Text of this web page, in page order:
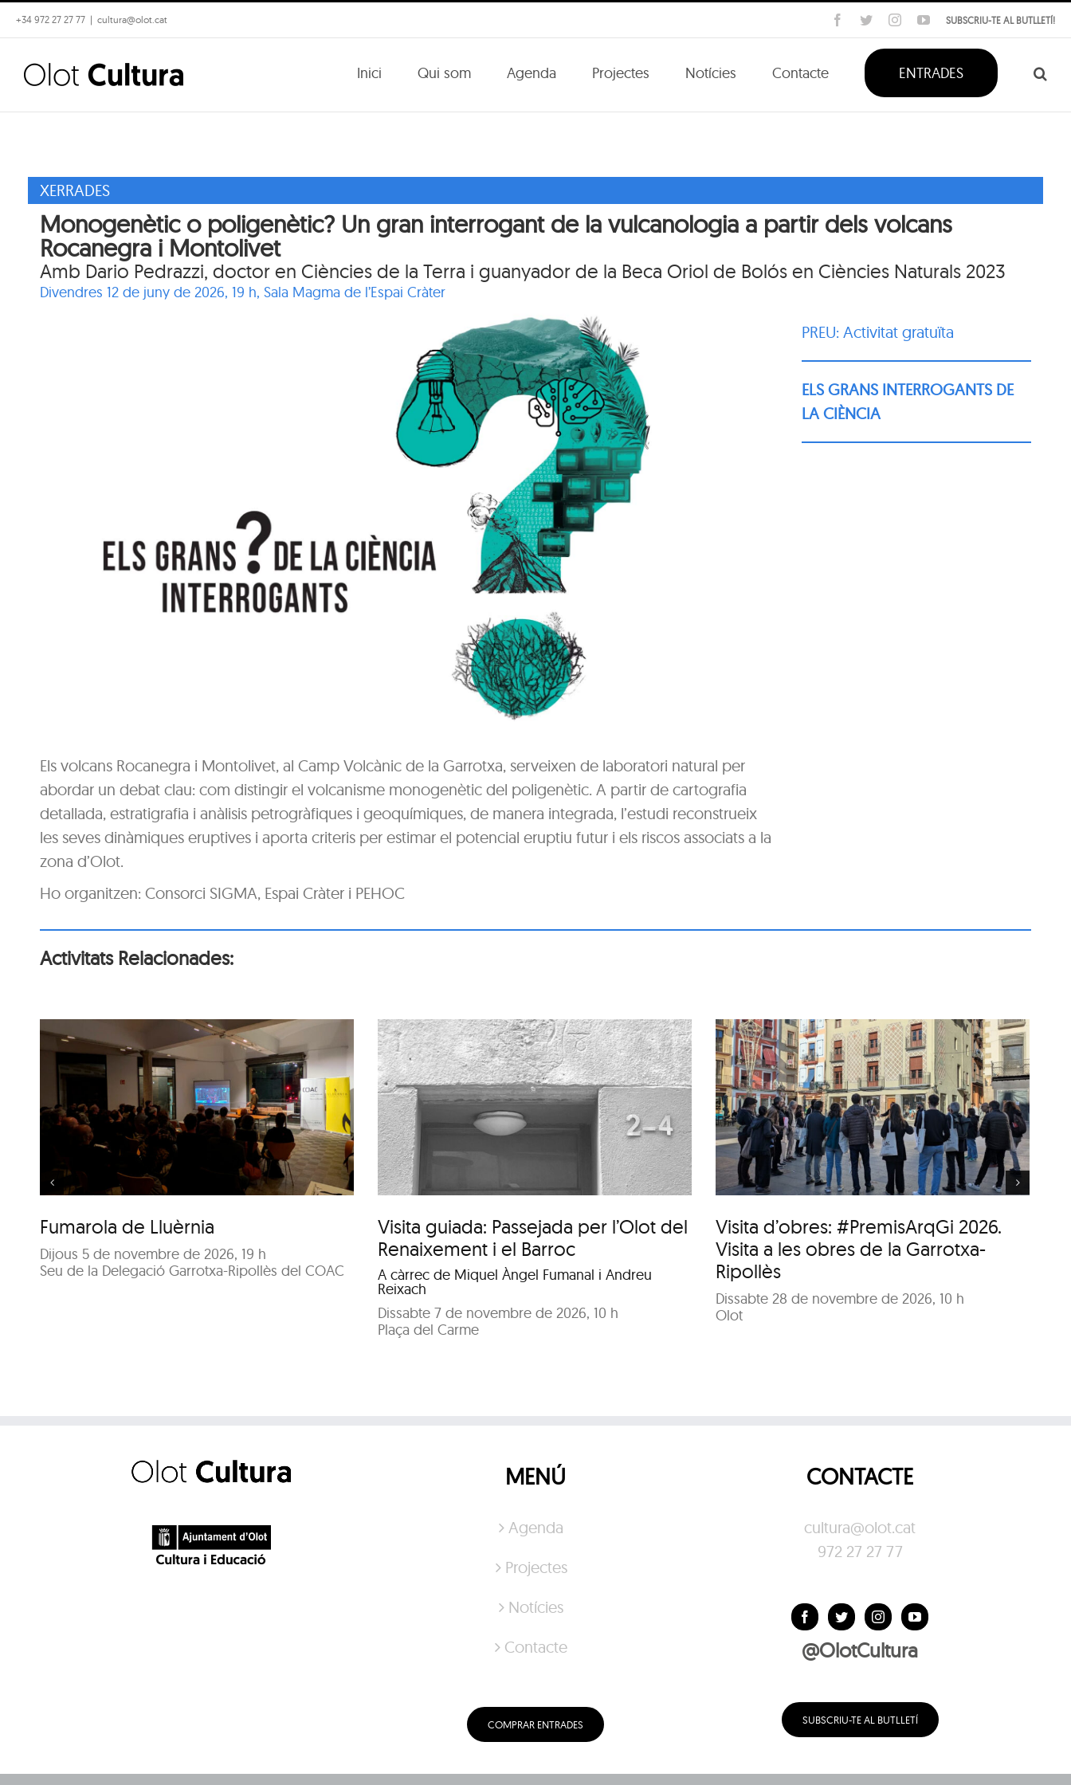
Skip
to
content
+34 972 27 27 77 | cultura@olot.cat SUBSCRIU-TE AL BUTLLETÍ!
Facebook
TwitterInstagramYouTube
Inici Qui som Agenda Projectes Notícies Contacte ENTRADES
XERRADES
Monogenètic o poligenètic? Un gran interrogant de la vulcanologia a partir dels volcans
Rocanegra i Montolivet
Amb Dario Pedrazzi, doctor en Ciències de la Terra i guanyador de la Beca Oriol de Bolós en Ciències Naturals 2023
Divendres 12 de juny de 2026, 19 h, Sala Magma de l’Espai Cràter
Els volcans Rocanegra i Montolivet, al Camp Volcànic de la Garrotxa, serveixen de laboratori natural per
abordar un debat clau: com distingir el volcanisme monogenètic del poligenètic. A partir de cartografia
detallada, estratigrafia i anàlisis petrogràfiques i geoquímiques, de manera integrada, l’estudi reconstrueix
les seves dinàmiques eruptives i aporta criteris per estimar el potencial eruptiu futur i els riscos associats a la
zona d’Olot.
Ho organitzen: Consorci SIGMA, Espai Cràter i PEHOC
PREU: Activitat gratuïta
ELS GRANS INTERROGANTS DE
LA CIÈNCIA
Activitats Relacionades:
Fumarola de Lluèrnia
Dijous 5 de novembre de 2026, 19 h
Seu de la Delegació Garrotxa-Ripollès del COAC
Visita guiada: Passejada
per l’Olot del
Renaixement i el Barroc
Visita guiada: Passejada per l’Olot del
Renaixement i el Barroc
A càrrec de Miquel Àngel Fumanal i Andreu
Reixach
Dissabte 7 de novembre de 2026, 10 h
Plaça del Carme
Visita d’obres:
#PremisArqGi 2026. Visita
a les obres de la
Garrotxa-Ripollès
Visita d’obres: #PremisArqGi 2026.
Visita a les obres de la Garrotxa-
Ripollès
Dissabte 28 de novembre de 2026, 10 h
Olot
Itinerari personal: “El
clima urbà de la ciutat
d’Olot”
MENÚ
Agenda
Projectes
Notícies
Contacte
COMPRAR ENTRADES
CONTACTE
cultura@olot.cat
972 27 27 77
@OlotCultura
SUBSCRIU-TE AL BUTLLETÍ